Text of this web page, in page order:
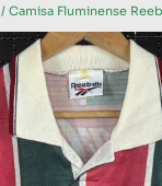
/ Camisa Fluminense